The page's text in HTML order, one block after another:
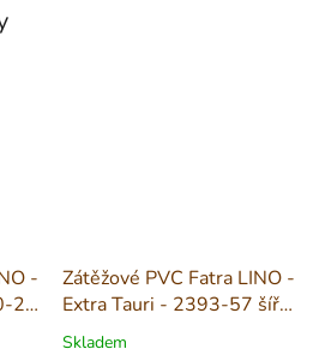
-
2
Zátěžové PVC Fatra LINO -
Extra Tauri - 2393-57 šíře
2m
Skladem